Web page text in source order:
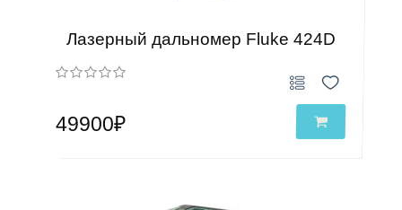
Лазерный дальномер Fluke 424D
49900₽